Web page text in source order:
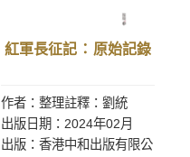
紅軍長征記 ： 原始記錄
作者：整理註釋：劉統
出版日期：2024年02月
出版：香港中和出版有限公